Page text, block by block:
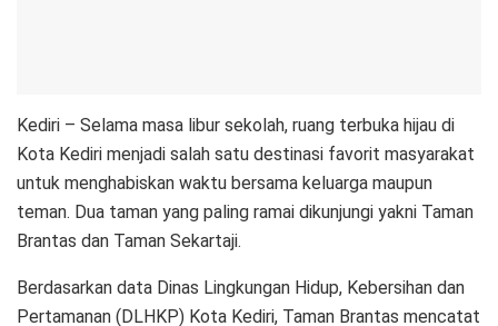
Kediri – Selama masa libur sekolah, ruang terbuka hijau di
Kota Kediri menjadi salah satu destinasi favorit masyarakat
untuk menghabiskan waktu bersama keluarga maupun
teman. Dua taman yang paling ramai dikunjungi yakni Taman
Brantas dan Taman Sekartaji.
Berdasarkan data Dinas Lingkungan Hidup, Kebersihan dan
Pertamanan (DLHKP) Kota Kediri, Taman Brantas mencatat